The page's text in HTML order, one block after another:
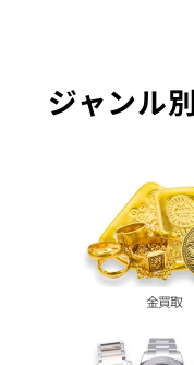
金のブレスレット
金のブローチ 買取
金貨･銀貨 買取
大判･小判 買取
イエローゴールド
ホワイトゴールド
オパール 買取
パライバトルマリン
パール 買取
カルティエ 買取
ハリー･ウィンスト
ヴァンクリーフ&
アーペル 買取
グッチ 買取
ブシュロン 買取
ショーメ 買取
フィリップ 買取
オーデマピゲ 買取
エルメス 買取
シャネル 買取
オメガ 買取
タグ・ホイヤー 買
ジャンル別
金買取